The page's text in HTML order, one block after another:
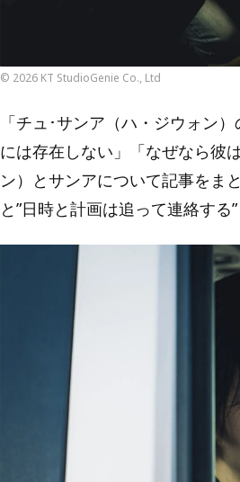
© 2026 KT StudioGenie Co., Ltd
「チュ･サンア（ハ・ジウォン
には存在しない」「なぜなら彼
ン）とサンアについて記事をま
と”日時と計画は追って連絡する